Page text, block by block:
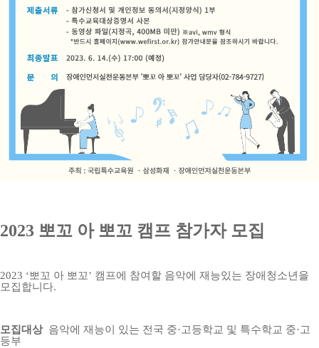
2023 뽀꼬 아 뽀꼬 캠프 참가자 모집
2023 ‘뽀꼬 아 뽀꼬’ 캠프에 참여할 음악에 재능있는 장애청소년을
모집합니다.
모집대상 음악에 재능이 있는 전국 중·고등학교 및 특수학교 중·고
등부